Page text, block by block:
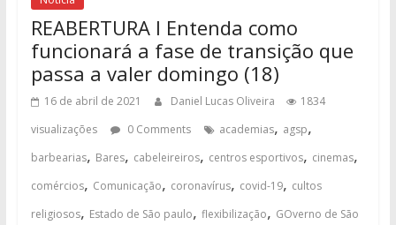
REABERTURA I Entenda como
funcionará a fase de transição que
passa a valer domingo (18)
16 de abril de 2021 Daniel Lucas Oliveira
1834
visualizações
0 Comments academias, agsp,
barbearias, Bares, cabeleireiros, centros esportivos, cinemas,
comércios, Comunicação, coronavírus, covid-19, cultos
religiosos, Estado de São paulo, flexibilização, GOverno de São